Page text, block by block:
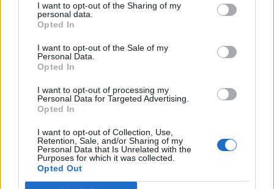
I want to opt-out of the Sharing of my
personal data.
Opted In
I want to opt-out of the Sale of my
Personal Data.
Opted In
I want to opt-out of processing my
Personal Data for Targeted Advertising.
Opted In
I want to opt-out of Collection, Use,
Retention, Sale, and/or Sharing of my
Personal Data that Is Unrelated with the
Purposes for which it was collected.
Opted Out
Sesso davanti alla figlia
minorenne
19/07/2009
Condannata la banda di Tor
Vergata
14/03/2009